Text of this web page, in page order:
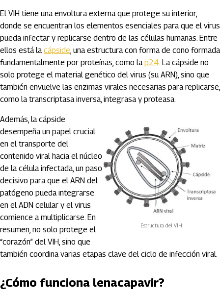
El VIH tiene una envoltura externa que protege su interior,
donde se encuentran los elementos esenciales para que el virus
pueda infectar y replicarse dentro de las células humanas. Entre
ellos está lacápside, una estructura con forma de cono formada
fundamentalmente por proteínas, como lap24. La cápside no
solo protege el material genético del virus (su ARN), sino que
también envuelve las enzimas virales necesarias para replicarse,
como la transcriptasa inversa, integrasa y proteasa.
Estructura del VIH.
Además, la cápside
desempeña un papel crucial
en el transporte del
contenido viral hacia el núcleo
de la célula infectada, un paso
decisivo para que el ARN del
patógeno pueda integrarse
en el ADN celular y el virus
comience a multiplicarse. En
resumen, no solo protege el
“corazón” del VIH, sino que
también coordina varias etapas clave del ciclo de infección viral.
¿Cómo funciona lenacapavir?